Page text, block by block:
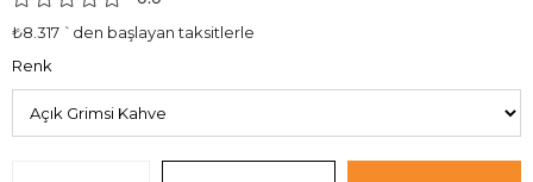
₺8.317 `den başlayan taksitlerle
Renk